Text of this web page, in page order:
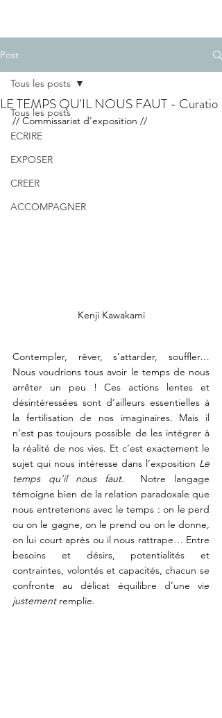
Post
Tous les posts
ECRIRE
EXPOSER
CREER
ACCOMPAGNER
Tous les posts
LE TEMPS QU'IL NOUS FAUT - Curatio
// Commissariat d'exposition //
Kenji Kawakami
Contempler, rêver, s’attarder, souffler…
Nous voudrions tous avoir le temps de nous
arrêter un peu ! Ces actions lentes et
désintéressées sont d’ailleurs essentielles à
la fertilisation de nos imaginaires. Mais il
n’est pas toujours possible de les intégrer à
la réalité de nos vies. Et c’est exactement le
sujet qui nous intéresse dans l’exposition Le
temps qu’il nous faut. Notre langage
témoigne bien de la relation paradoxale que
nous entretenons avec le temps : on le perd
ou on le gagne, on le prend ou on le donne,
on lui court après ou il nous rattrape… Entre
besoins et désirs, potentialités et
contraintes, volontés et capacités, chacun se
justement remplie.